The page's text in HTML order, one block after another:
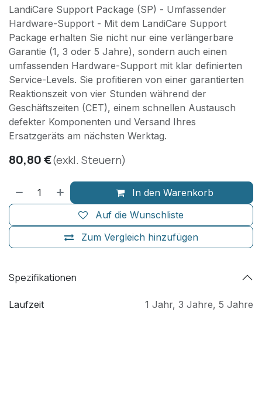
LandiCare Support Package (SP) - Umfassender
Hardware-Support - Mit dem LandiCare Support
Package erhalten Sie nicht nur eine verlängerbare
Garantie (1, 3 oder 5 Jahre), sondern auch einen
umfassenden Hardware-Support mit klar definierten
Service-Levels. Sie profitieren von einer garantierten
Reaktionszeit von vier Stunden während der
Geschäftszeiten (CET), einem schnellen Austausch
defekter Komponenten und Versand Ihres
Ersatzgeräts am nächsten Werktag.
80,80€(exkl. Steuern)
In den Warenkorb
Zum Vergleich hinzufügen
Auf die Wunschliste
Spezifikationen
Laufzeit 1 Jahr, 3 Jahre, 5 Jahre